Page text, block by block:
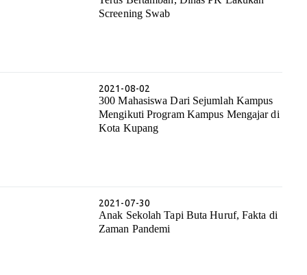
Screening Swab
2021-08-02
300 Mahasiswa Dari Sejumlah Kampus
Mengikuti Program Kampus Mengajar di
Kota Kupang
2021-07-30
Anak Sekolah Tapi Buta Huruf, Fakta di
Zaman Pandemi